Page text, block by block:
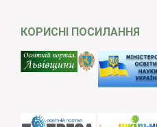
КОРИСНІ ПОСИЛАННЯ